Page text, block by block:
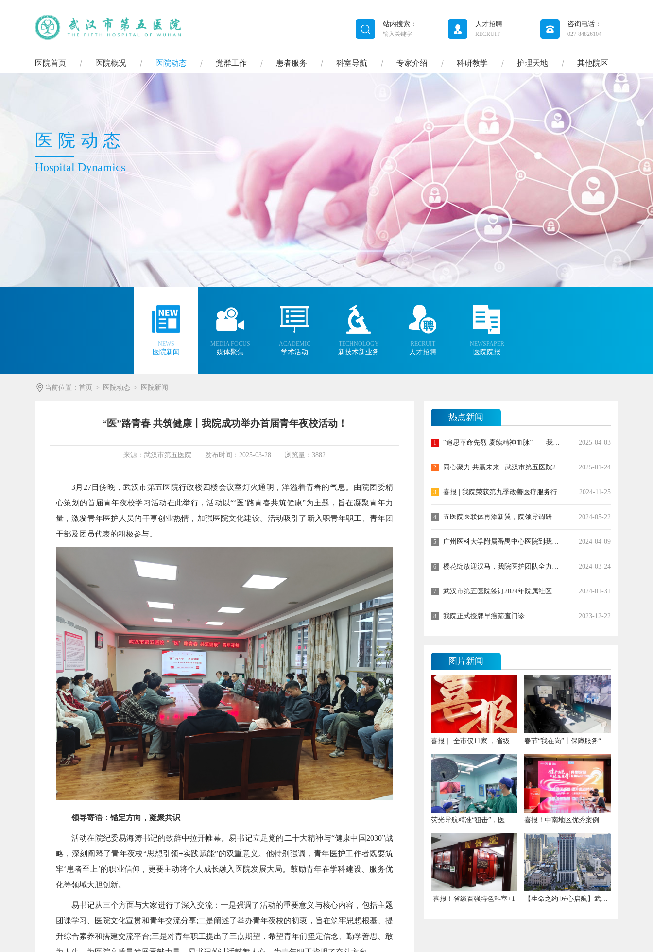
医院首页 医院概况 医院动态 党群工作 患者服务 科室导航 专家介绍 科研教学 护理天地 其他院区
站内搜索： 人才招聘
RECRUIT
咨询电话：
027-84826104
医院动态
Hospital Dynamics
NEWS
医院新闻
MEDIA FOCUS
媒体聚焦
ACADEMIC
学术活动
TECHNOLOGY
新技术新业务
RECRUIT
人才招聘
NEWSPAPER
医院院报
当前位置： 首页 > 医院动态 > 医院新闻
“医”路青春 共筑健康丨我院成功举办首届青年夜校活动！
来源：武汉市第五医院 发布时间：2025-03-28 浏览量：3882
3月27日傍晚，武汉市第五医院行政楼四楼会议室灯火通明，洋溢着青春的气息。由院团委精
心策划的首届青年夜校学习活动在此举行，活动以“‘医’路青春共筑健康”为主题，旨在凝聚青年力
量，激发青年医护人员的干事创业热情，加强医院文化建设。活动吸引了新入职青年职工、青年团
干部及团员代表的积极参与。
领导寄语：锚定方向，凝聚共识
活动在院纪委易海涛书记的致辞中拉开帷幕。易书记立足党的二十大精神与“健康中国2030”战
略，深刻阐释了青年夜校“思想引领+实践赋能”的双重意义。他特别强调，青年医护工作者既要筑
牢‘患者至上’的职业信仰，更要主动将个人成长融入医院发展大局。鼓励青年在学科建设、服务优
化等领域大胆创新。
易书记从三个方面与大家进行了深入交流：一是强调了活动的重要意义与核心内容，包括主题
团课学习、医院文化宣贯和青年交流分享;二是阐述了举办青年夜校的初衷，旨在筑牢思想根基、提
升综合素养和搭建交流平台;三是对青年职工提出了三点期望，希望青年们坚定信念、勤学善思、敢
热点新闻
1 “追思革命先烈 赓续精神血脉”——我院党团员代表赴向警予烈士陵园开展清明祭扫活动 2025-04-03
2 同心聚力 共赢未来 | 武汉市第五医院2024年度工作总结暨2025年目标责任书签订大会胜利召开 2025-01-24
3 喜报 | 我院荣获第九季改善医疗服务行动全国医院擂台赛卓越案例奖 2024-11-25
4 五医院医联体再添新翼，院领导调研医联体新成员单位 2024-05-22
5 广州医科大学附属番禺中心医院到我院交流紧密型医联体建设工作 2024-04-09
6 樱花绽放迎汉马，我院医护团队全力筑牢健康防线 2024-03-24
7 武汉市第五医院签订2024年院属社区卫生服务中心目标管理责任书 2024-01-31
8 我院正式授牌早癌筛查门诊 2023-12-22
图片新闻
喜报！省级百强特色科室+1 【生命之约 匠心启航】武汉市第五医院正式开业，各科室已完成首台手术！